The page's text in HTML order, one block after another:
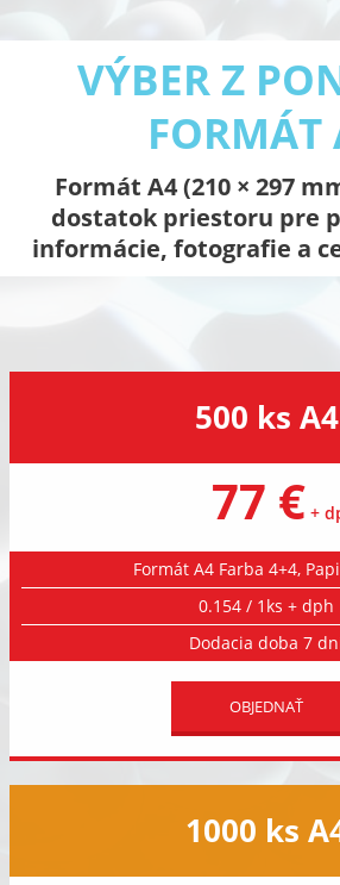
VÝBER Z
FORMÁT
Formát A4 (210 × 297
dostatok priestoru pre
informácie, fotografie a
500 ks A4
77 € +
Formát A4 Farba 4+4,
0.154 / 1ks + dph
Dodacia doba 7
OBJEDNAŤ
1000 ks